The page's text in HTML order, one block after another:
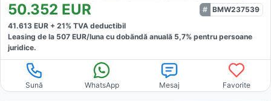
50.352 EUR
BMW237539
41.613 EUR + 21% TVA deductibil
Leasing de la 507 EUR/luna cu dobăndă anuală 5,7% pentru persoane
juridice.
Sună WhatsApp Mesaj Favorite